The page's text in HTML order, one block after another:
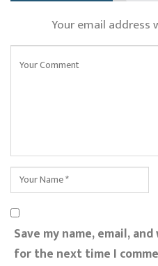
Your email address
Save my name, email,
for the next time I